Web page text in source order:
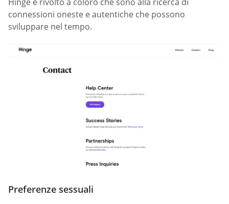
Hinge è rivolto a coloro che sono alla ricerca di
connessioni oneste e autentiche che possono
sviluppare nel tempo.
Preferenze sessuali